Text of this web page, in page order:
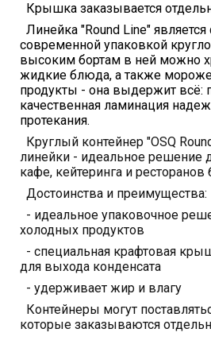
Крышка заказывается
Линейка "Round Line"
современной упаковкой
высоким бортам в ней можно
жидкие блюда, а также
продукты - она выдержит всё:
качественная ламинация
протекания.
Круглый контейнер "OSQ
линейки - идеальное решение
кафе, кейтеринга и ресторанов
Достоинства и преимущества:
- идеальное упаковочное
холодных продуктов
- специальная крафтовая
для выхода конденсата
- удерживает жир и влагу
Контейнеры могут
которые заказываются